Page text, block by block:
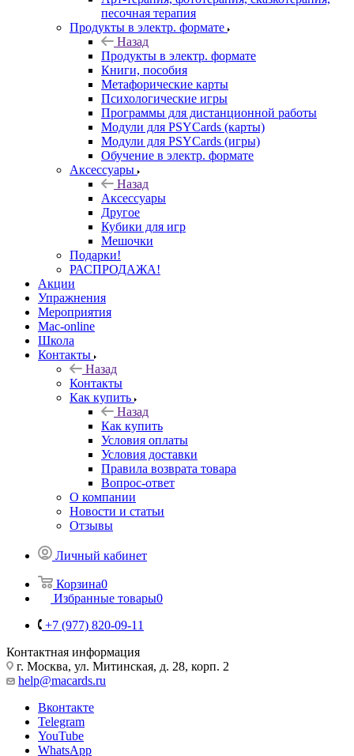
песочная терапия
Продукты в электр. формате
Назад
Продукты в электр. формате
Книги, пособия
Метафорические карты
Психологические игры
Программы для дистанционной работы
Модули для PSYCards (карты)
Модули для PSYCards (игры)
Обучение в электр. формате
Аксессуары
Назад
Аксессуары
Другое
Кубики для игр
Мешочки
Подарки!
РАСПРОДАЖА!
Акции
Упражнения
Мероприятия
Mac-online
Школа
Контакты
Назад
Контакты
Как купить
Назад
Как купить
Условия оплаты
Условия доставки
Правила возврата товара
Вопрос-ответ
О компании
Новости и статьи
Отзывы
Личный кабинет
Корзина0
Избранные товары0
+7 (977) 820-09-11
Контактная информация
г. Москва, ул. Митинская, д. 28, корп. 2
help@macards.ru
Вконтакте
Telegram
YouTube
WhatsApp